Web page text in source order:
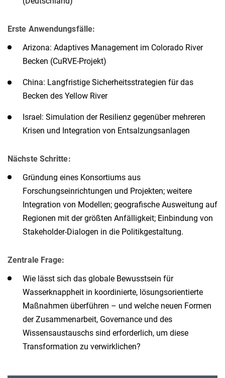
Erste Anwendungsfälle:
Arizona: Adaptives Management im Colorado River
Becken (CuRVE-Projekt)
China: Langfristige Sicherheitsstrategien für das
Becken des Yellow River
Israel: Simulation der Resilienz gegenüber mehreren
Krisen und Integration von Entsalzungsanlagen
Nächste Schritte:
Gründung eines Konsortiums aus
Forschungseinrichtungen und Projekten; weitere
Integration von Modellen; geografische Ausweitung auf
Regionen mit der größten Anfälligkeit; Einbindung von
Stakeholder-Dialogen in die Politikgestaltung.
Zentrale Frage:
Wie lässt sich das globale Bewusstsein für
Wasserknappheit in koordinierte, lösungsorientierte
Maßnahmen überführen – und welche neuen Formen
der Zusammenarbeit, Governance und des
Wissensaustauschs sind erforderlich, um diese
Transformation zu verwirklichen?